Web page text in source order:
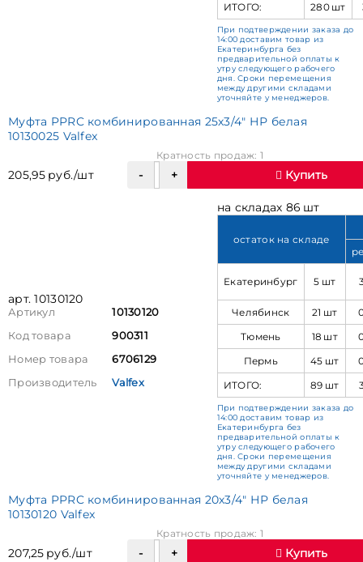
ИТОГО:
280 шт
При подтверждении заказа до
14:00 доставим товар из
Екатеринбурга без
предварительной оплаты к
утру следующего рабочего
дня. Сроки перемещения
между другими складами
уточняйте у менеджеров.
Муфта PPRC комбинированная 25х3/4" НР белая
10130025 Valfex
205,95 руб./шт
Кратность продаж: 1
Купить
арт. 10130120
Артикул
10130120
Код товара
900311
Номер товара
6706129
Производитель
Valfex
на складах 86 шт
остаток на складе
Екатеринбург 5 шт
Челябинск 21 шт
Тюмень
18 шт
Пермь
45 шт
ИТОГО:
89 шт
При подтверждении заказа до
14:00 доставим товар из
Екатеринбурга без
предварительной оплаты к
утру следующего рабочего
дня. Сроки перемещения
между другими складами
уточняйте у менеджеров.
Муфта PPRC комбинированная 20х3/4" НР белая
10130120 Valfex
207,25 руб./шт
Кратность продаж: 1
Купить